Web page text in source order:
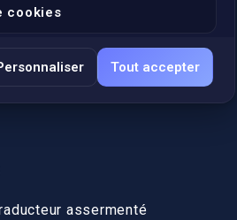
cookies
Tout accepter
assermenté